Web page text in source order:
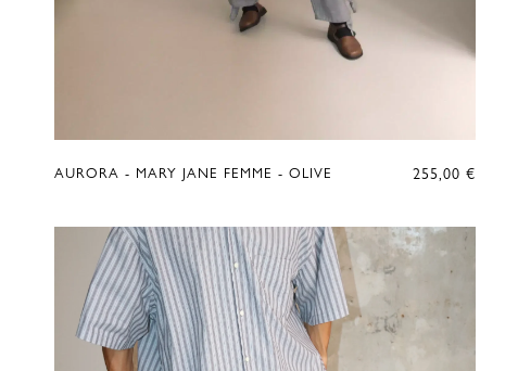
AURORA - MARY JANE FEMME - OLIVE 255,00 €